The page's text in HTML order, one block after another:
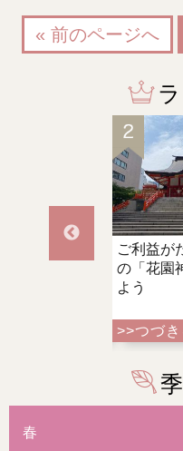
« 前のページへ
利益がたくさん！新宿
「花園神社」へ出かけ
春